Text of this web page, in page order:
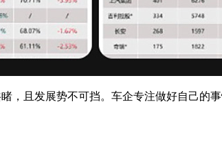
且发展势不可挡。车企专注做好自己的事